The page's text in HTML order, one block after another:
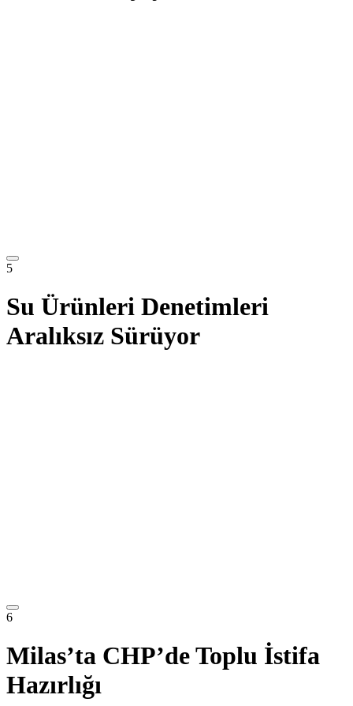
5
Su Ürünleri Denetimleri
Aralıksız Sürüyor
6
Milas’ta CHP’de Toplu İstifa
Hazırlığı